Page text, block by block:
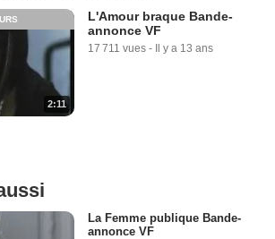
2:11
L'Amour braque Bande-
annonce VF
17 711 vues - Il y a 13 ans
La Femme publique Bande-
annonce VF